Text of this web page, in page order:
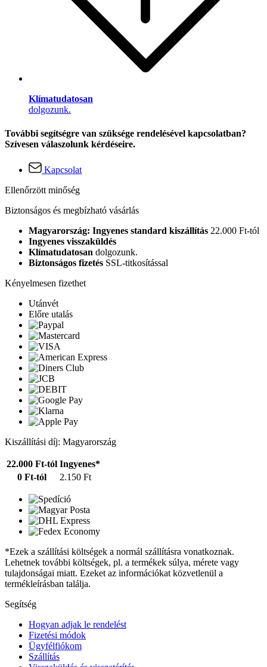
Klímatudatosan
dolgozunk.
További segítségre van szüksége rendelésével kapcsolatban?
Szívesen válaszolunk kérdéseire.
Kapcsolat
Ellenőrzött minőség
Biztonságos és megbízható vásárlás
Magyarország: Ingyenes standard kiszállítás 22.000 Ft-tól
Ingyenes visszaküldés
Klímatudatosan dolgozunk.
Biztonságos fizetés SSL-titkosítással
Kényelmesen fizethet
Utánvét
Előre utalás
Kiszállítási díj: Magyarország
22.000 Ft-tól Ingyenes*
0 Ft-tól
2.150 Ft
*Ezek a szállítási költségek a normál szállításra vonatkoznak.
Lehetnek további költségek, pl. a termékek súlya, mérete vagy
tulajdonságai miatt. Ezeket az információkat közvetlenül a
termékleírásban találja.
Segítség
Hogyan adjak le rendelést
Fizetési módok
Ügyfélfiókom
Szállítás